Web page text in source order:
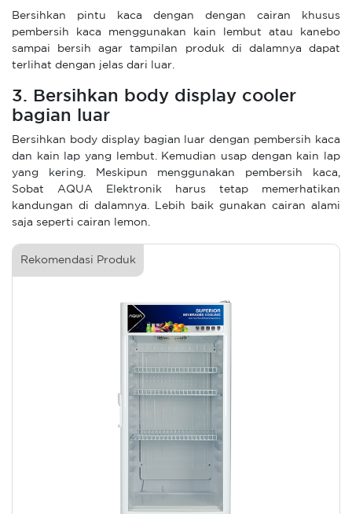
Bersihkan pintu kaca dengan dengan cairan khusus
pembersih kaca menggunakan kain lembut atau kanebo
sampai bersih agar tampilan produk di dalamnya dapat
terlihat dengan jelas dari luar.
3. Bersihkan body display cooler
bagian luar
Bersihkan body display bagian luar dengan pembersih kaca
dan kain lap yang lembut. Kemudian usap dengan kain lap
yang kering. Meskipun menggunakan pembersih kaca,
Sobat AQUA Elektronik harus tetap memerhatikan
kandungan di dalamnya. Lebih baik gunakan cairan alami
saja seperti cairan lemon.
Rekomendasi Produk